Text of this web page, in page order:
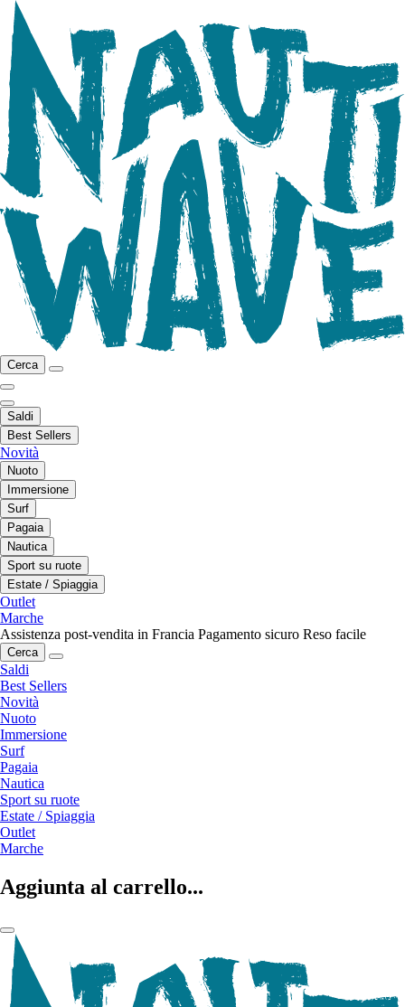
Cerca
Saldi
Best Sellers
Novità
Nuoto
Immersione
Surf
Pagaia
Nautica
Sport su ruote
Estate / Spiaggia
Outlet
Marche
Assistenza post-vendita in Francia Pagamento sicuro Reso facile
Cerca
Saldi
Best Sellers
Novità
Nuoto
Immersione
Surf
Pagaia
Nautica
Sport su ruote
Estate / Spiaggia
Outlet
Marche
Aggiunta al carrello...